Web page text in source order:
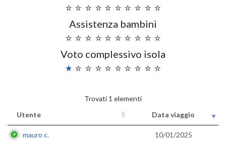
Assistenza bambini
Voto complessivo isola
Trovati 1 elementi
Utente
Data viaggio
mauro c. 10/01/2025